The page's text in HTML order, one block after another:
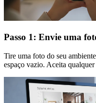
Passo 1: Envie uma
Tire uma foto do seu
espaço vazio. Aceita